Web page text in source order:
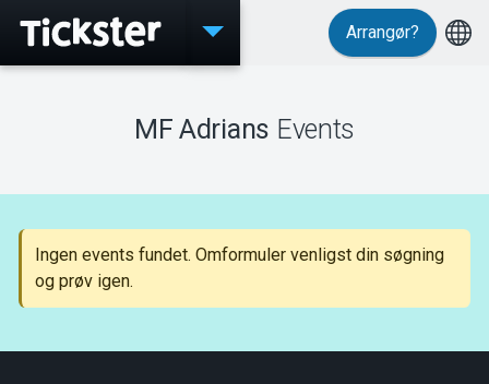
Events
Support
Arrangør?
MF Adrians Events
Ingen events fundet. Omformuler venligst din søgning
og prøv igen.